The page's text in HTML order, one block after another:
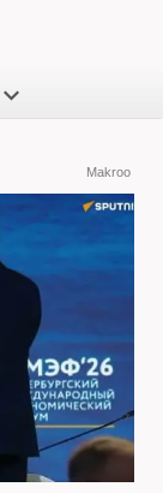
Makroo